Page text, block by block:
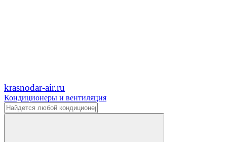
krasnodar-air.ru
Кондиционеры и вентиляция